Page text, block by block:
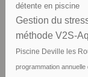
détente en piscine
Gestion du
méthode V2S-
Piscine Deville les
programmation